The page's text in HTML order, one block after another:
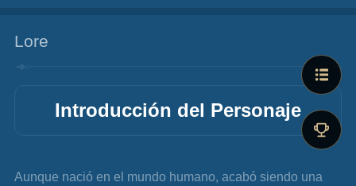
Lore
Introducción del Personaje
Aunque nació en el mundo humano, acabó siendo una